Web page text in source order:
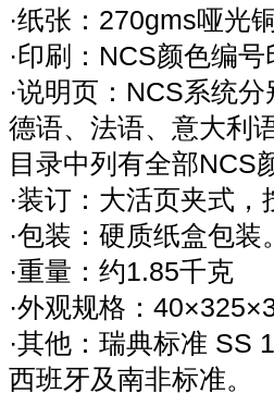
·纸张：270gms哑光
·印刷：NCS颜色编
·说明页：NCS系统
德语、法语、意大利
目录中列有全部NCS
·装订：大活页夹式，
·包装：硬质纸盒包装。
·重量：约1.85千克
·外观规格：
·其他：瑞典标准 SS
西班牙及南非标准。